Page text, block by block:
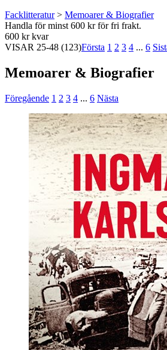
Facklitteratur> Memoarer & Biografier
Handla för minst 600 kr för fri frakt.
600 kr kvar
VISAR 25-48 (123)Första 1 2 3 4 ... 6
Memoarer & Biografier
Föregående 1 2 3 4 ... 6 Nästa